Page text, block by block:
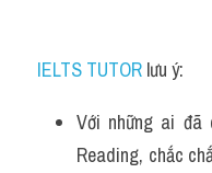
IELTS TUTOR lưu ý:
Với những ai đã
Reading, chắc